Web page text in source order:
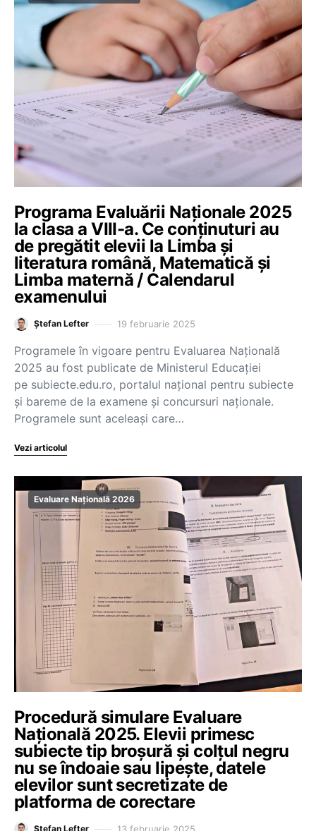
Programa Evaluării Naționale 2025
la clasa a VIII-a. Ce conținuturi au
de pregătit elevii la Limba și
literatura română, Matematică și
Limba maternă / Calendarul
examenului
Ștefan Lefter 19 februarie 2025
Programele în vigoare pentru Evaluarea Națională
2025 au fost publicate de Ministerul Educației
pe subiecte.edu.ro, portalul național pentru subiecte
și bareme de la examene și concursuri naționale.
Programele sunt aceleași care…
Vezi articolul
Evaluare Națională 2026
Procedură simulare Evaluare
Națională 2025. Elevii primesc
subiecte tip broșură și colțul negru
nu se îndoaie sau lipește, datele
elevilor sunt secretizate de
platforma de corectare
Ștefan Lefter 13 februarie 2025